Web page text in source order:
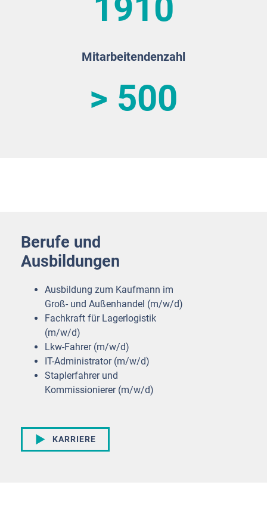
Mitarbeitendenzahl
> 500
Berufe und
Ausbildungen
Ausbildung zum Kaufmann im
Groß- und Außenhandel (m/w/d)
Fachkraft für Lagerlogistik
(m/w/d)
Lkw-Fahrer (m/w/d)
IT-Administrator (m/w/d)
Staplerfahrer und
Kommissionierer (m/w/d)
KARRIERE